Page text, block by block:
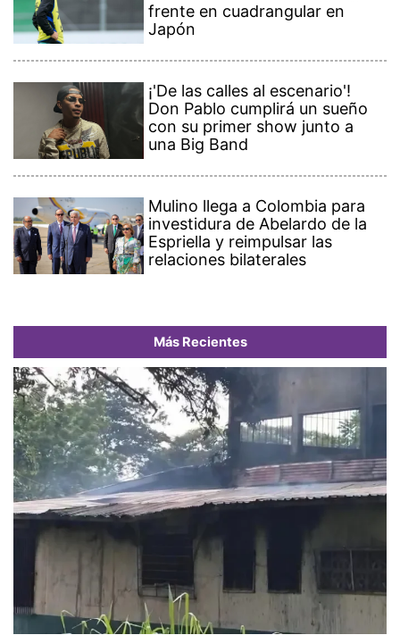
frente en cuadrangular en
Japón
¡'De las calles al escenario'!
Don Pablo cumplirá un sueño
con su primer show junto a
una Big Band
Mulino llega a Colombia para
investidura de Abelardo de la
Espriella y reimpulsar las
relaciones bilaterales
Más Recientes